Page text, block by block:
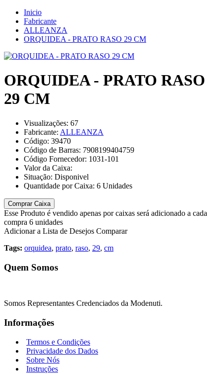
Inicio
Fabricante
ALLEANZA
ORQUIDEA - PRATO RASO 29 CM
ORQUIDEA - PRATO RASO
29 CM
Visualizações: 67
Fabricante: ALLEANZA
Código: 39470
Código de Barras: 7908199404759
Código Fornecedor: 1031-101
Valor da Caixa:
Situação: Disponivel
Quantidade por Caixa: 6 Unidades
Comprar Caixa
Esse Produto é vendido apenas por caixas será adicionado a cada
compra 6 unidades
Adicionar a Lista de Desejos Comparar
Tags: orquidea, prato, raso, 29, cm
Quem Somos
Somos Representantes Credenciados da Modenuti.
Informações
Termos e Condições
Privacidade dos Dados
Sobre Nós
Instruções